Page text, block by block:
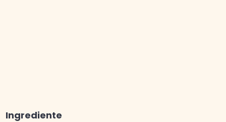
Ingrediente